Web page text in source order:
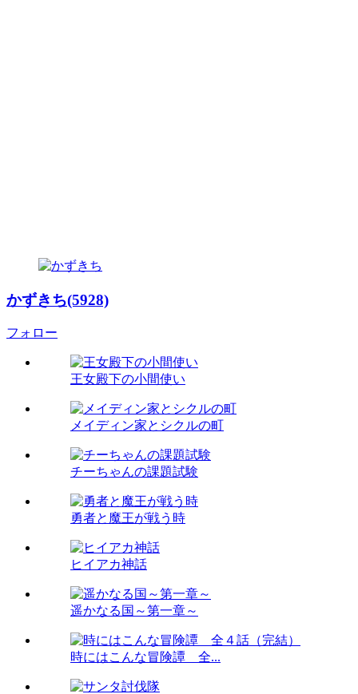
かずきち(5928)
フォロー
王女殿下の小間使い
メイディン家とシクルの町
チーちゃんの課題試験
勇者と魔王が戦う時
ヒイアカ神話
遥かなる国～第一章～
時にはこんな冒険譚 全...